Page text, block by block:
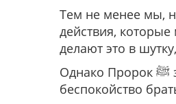
Тем не менее мы,
действия,
делают это в
Однако Пророк ﷺ запрещал не то что обижать, а даже причинять небольшое
беспокойство